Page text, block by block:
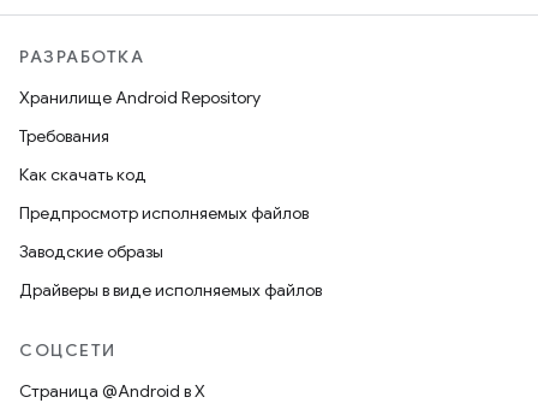
РАЗРАБОТКА
Хранилище Android Repository
Требования
Как скачать код
Предпросмотр исполняемых файлов
Заводские образы
Драйверы в виде исполняемых файлов
СОЦСЕТИ
Страница @Android в X